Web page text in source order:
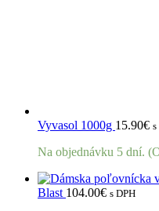
Vyvasol 1000g 15.90€ s
Na objednávku 5 dní.
Blast 104.00€ s DPH